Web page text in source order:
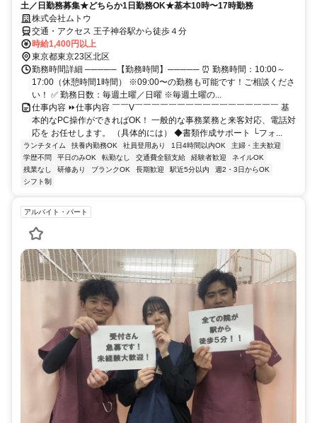
土／日勤務募集★どちらか1日勤務OK★基本10時〜17時勤務
株式会社ムトウ
交通・アクセス 王子神谷駅から徒歩４分
時給1,400円以上
東京都東京23区北区
勤務時間詳細 ─────【勤務時間】───── ⏰ 勤務時間：10:00～
17:00（休憩時間1時間） ※09:00〜の勤務も可能です！ご相談くださ
い！ ✅ 勤務日数：毎週土曜／日曜 ※毎週土曜の...
仕事内容 ⏩仕事内容 ￣￣V￣￣￣￣￣￣￣￣￣￣￣￣￣￣￣￣￣ 基
本的なPC操作ができればOK！ 一般的な事務業務と来客対応、電話対
応を お任せします。 （具体的には） ◆書類作成サポート └フォ...
ランチタイム 扶養内勤務OK 社員登用あり 1日4時間以内OK
主婦・主夫歓迎
学歴不問
平日のみOK 転勤なし 交通費全額支給 経験者歓迎
ネイルOK
残業なし
研修あり ブランクOK 長期歓迎 駅近5分以内
週2・3日からOK
シフト制
アルバイト・パート